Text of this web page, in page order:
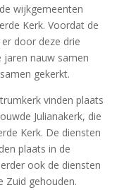
wijkgemeenten
Kerk. Voordat de
door deze drie
jaren nauw samen
gekerkt.
vinden plaats
Julianakerk, die
Kerk. De diensten
plaats in de
ook de diensten
Zuid gehouden.